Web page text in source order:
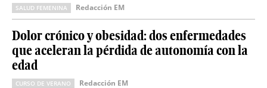
SALUD FEMENINA Redacción EM
Dolor crónico y obesidad: dos enfermedades
que aceleran la pérdida de autonomía con la
edad
CURSO DE VERANO Redacción EM